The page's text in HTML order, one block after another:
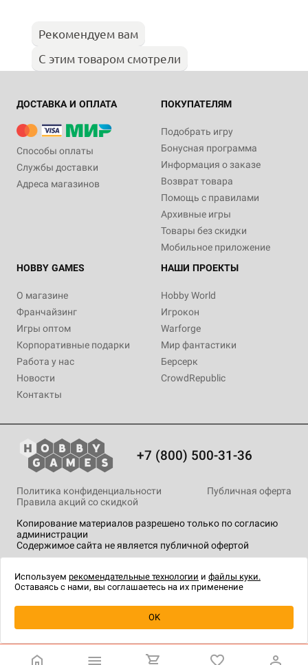
Уведомить о наличии
Рекомендуем вам
С этим товаром смотрели
ДОСТАВКА И ОПЛАТА
Способы оплаты
Службы доставки
Адреса магазинов
ПОКУПАТЕЛЯМ
Подобрать игру
Бонусная программа
Информация о заказе
Возврат товара
Помощь с правилами
Архивные игры
Товары без скидки
Мобильное приложение
HOBBY GAMES
О магазине
Франчайзинг
Игры оптом
Корпоративные подарки
Работа у нас
Новости
Контакты
НАШИ ПРОЕКТЫ
Hobby World
Игрокон
Warforge
Мир фантастики
Берсерк
CrowdRepublic
+7 (800) 500-31-36
Копирование материалов разрешено только по согласию
администрации
Содержимое сайта не является публичной офертой
Политика конфиденциальности
Публичная оферта
Правила акций со скидкой
технологии.
Используем рекомендательные технологии и файлы куки.
Оставаясь с нами, вы соглашаетесь на их применение
OK